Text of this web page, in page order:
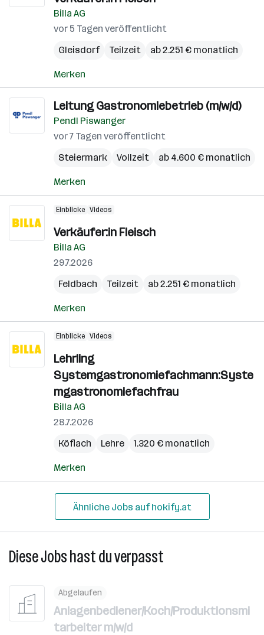
Billa AG
vor 5 Tagen veröffentlicht
Gleisdorf
Teilzeit ab 2.251 € monatlich
Merken
Leitung Gastronomiebetrieb (m/w/d)
Pendl Piswanger
vor 7 Tagen veröffentlicht
Steiermark
Vollzeit ab 4.600 € monatlich
Merken
Einblicke Videos
Verkäufer:in Fleisch
Billa AG
29.7.2026
Feldbach
Teilzeit ab 2.251 € monatlich
Merken
Einblicke Videos
Lehrling
Systemgastronomiefachmann:Syste
mgastronomiefachfrau
Billa AG
28.7.2026
Köflach
Lehre 1.320 € monatlich
Merken
Ähnliche Jobs auf hokify.at
Diese Jobs hast du verpasst
Abgelaufen
Anlagenbediener/Koch/Produktionsmi
tarbeiter m/w/d